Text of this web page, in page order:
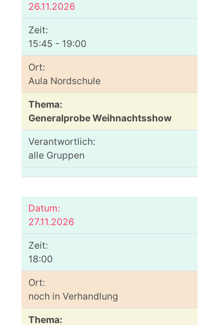
26.11.2026
15:45 - 19:00
Aula Nordschule
Generalprobe Weihnachtsshow
alle Gruppen
27.11.2026
18:00
noch in Verhandlung